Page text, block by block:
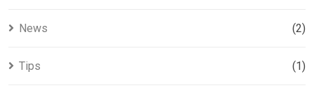
News (2)
Tips (1)